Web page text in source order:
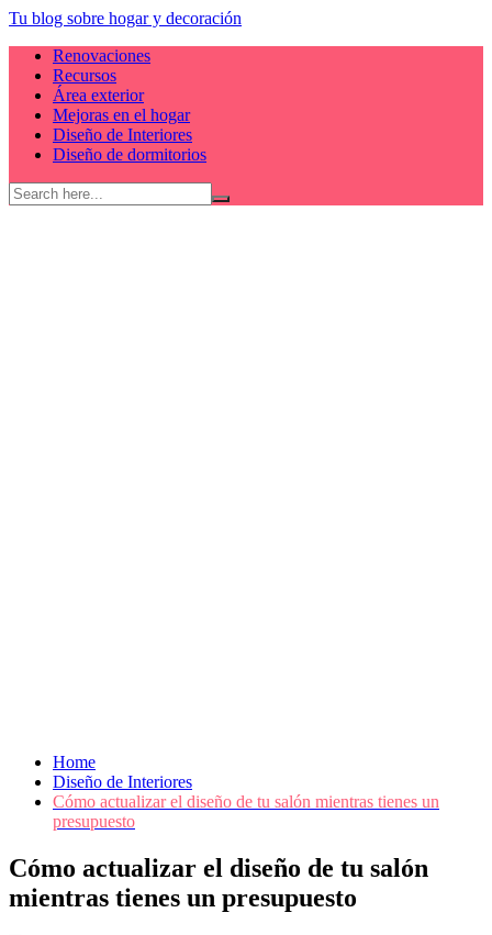
Skip
content
Tu blog sobre hogar y decoración
Renovaciones
Recursos
Área exterior
Mejoras en el hogar
Diseño de Interiores
Diseño de dormitorios
Home
Diseño de Interiores
Cómo actualizar el diseño de tu salón mientras tienes un
presupuesto
Cómo actualizar el diseño de tu salón
mientras tienes un presupuesto